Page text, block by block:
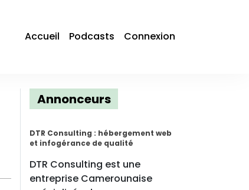
Accueil Podcasts Connexion
Annonceurs
DTR Consulting : hébergement web
et infogérance de qualité
DTR Consulting est une
entreprise Camerounaise